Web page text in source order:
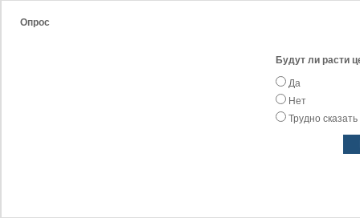
Опрос
Будут ли расти
Да
Нет
Трудно сказать